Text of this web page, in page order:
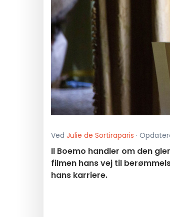
Ved Julie de Sortiraparis ·
Il Boemo handler om den
filmen hans vej til
hans karriere.